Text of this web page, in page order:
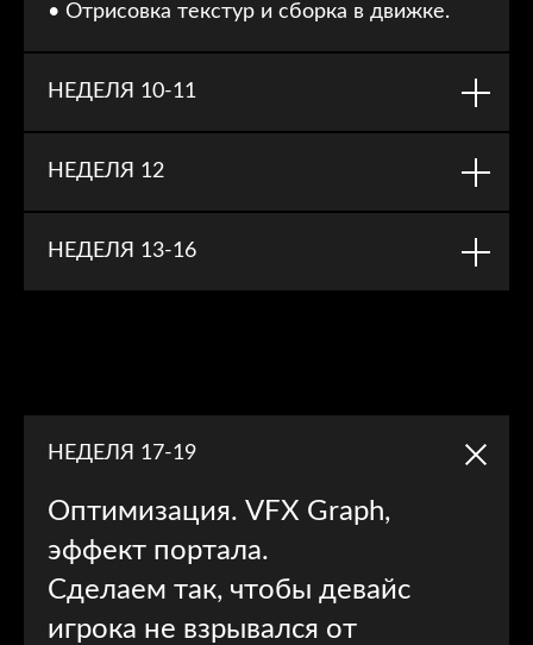
На этом модуле ты разберёшь все
этапы разработки базовых VFX для игр.
эффектов.
так же углубишься в шейдерные
2 МОДУЛЬ
• Отрисовка текстур и сборка в движке.
НЕДЕЛЯ 10-11
НЕДЕЛЯ 12
НЕДЕЛЯ 13-16
НЕДЕЛЯ 17-19
Оптимизация. VFX Graph,
эффект портала.
Сделаем так, чтобы девайс
игрока не взрывался от